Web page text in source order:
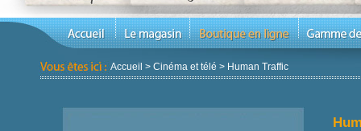
Accueil > Cinéma et télé > Human Traffic